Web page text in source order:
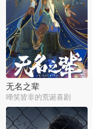
无名之辈
啼笑皆非的荒诞喜剧